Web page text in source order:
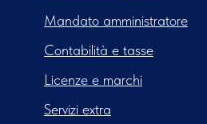
Mandato amministratore
Contabilità e tasse
Licenze e marchi
Servizi extra